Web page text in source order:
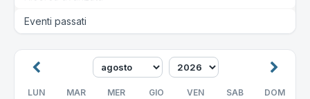
Eventi passati
LUN MAR MER GIO VEN SAB DOM